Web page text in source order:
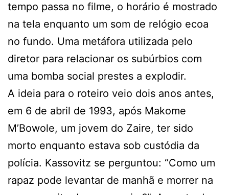
tempo passa no filme, o horário é mostrado
na tela enquanto um som de relógio ecoa
no fundo. Uma metáfora utilizada pelo
diretor para relacionar os subúrbios com
uma bomba social prestes a explodir.
A ideia para o roteiro veio dois anos antes,
em 6 de abril de 1993, após Makome
M’Bowole, um jovem do Zaire, ter sido
morto enquanto estava sob custódia da
polícia. Kassovitz se perguntou: “Como um
rapaz pode levantar de manhã e morrer na